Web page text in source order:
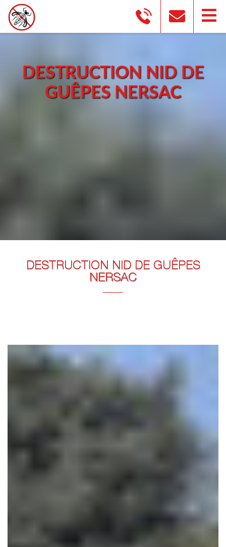
DESTRUCTION NID DE
GUÊPES NERSAC
DESTRUCTION NID DE GUÊPES
NERSAC